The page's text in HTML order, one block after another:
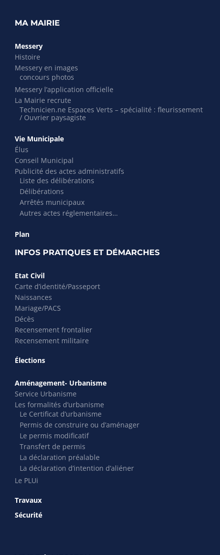
MA MAIRIE
Messery
Histoire
Messery en images
concours photos
Messery l’application officielle
La Mairie recrute
Technicien.ne Espaces Verts – spécialité : fleurissement
/ Ouvrier paysagiste
Vie Municipale
Élus
Conseil Municipal
Publicité des actes administratifs
Liste des délibérations
Délibérations
Arrêtés municipaux
Autres actes réglementaires…
Plan
INFOS PRATIQUES ET DÉMARCHES
Etat Civil
Carte d’identité/Passeport
Naissances
Mariage/PACS
Décès
Recensement frontalier
Recensement militaire
Élections
Aménagement- Urbanisme
Service Urbanisme
Les formalités d’urbanisme
Le Certificat d’urbanisme
Permis de construire ou d’aménager
Le permis modificatif
Transfert de permis
La déclaration préalable
La déclaration d’intention d’aliéner
Le PLUi
Travaux
Sécurité